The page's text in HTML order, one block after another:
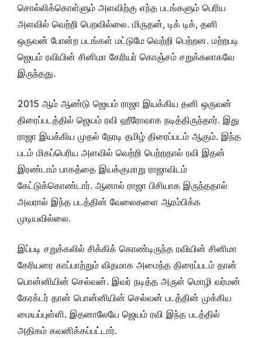
சொல்லிக்கொள்ளும் அளவிற்கு எந்த படங்களும் பெரிய
அளவில் வெற்றி பெறவில்லை. மிருதன், டிக் டிக், தனி
ஒருவன் போன்ற படங்கள் மட்டுமே வெற்றி பெற்றன. மற்றபடி
ஜெயம் ரவியின் சினிமா கேரியர் கொஞ்சம் சறுக்கலாகவே
இருந்தது.
2015 ஆம் ஆண்டு ஜெயம் ராஜா இயக்கிய தனி ஒருவன்
திரைப்படத்தில் ஜெயம் ரவி ஹீரோவாக நடித்திருந்தார். இது
ராஜா இயக்கிய முதல் நேரடி தமிழ் திரைப்படம் ஆகும். இந்த
படம் மிகப்பெரிய அளவில் வெற்றி பெற்றதால் ரவி இதன்
இரண்டாம் பாகத்தை இயக்குமாறு ராஜாவிடம்
கேட்டுக்கொண்டார். ஆனால் ராஜா பிசியாக இருந்ததால்
அவரால் இந்த படத்தின் வேலைகளை ஆரம்பிக்க
முடியவில்லை.
இப்படி சறுக்கலில் சிக்கிக் கொண்டிருந்த ரவியின் சினிமா
கேரியரை காப்பாற்றும் விதமாக அமைந்த திரைப்படம் தான்
பொன்னியின் செல்வன். இவர் நடித்த அருள் மொழி வர்மன்
கேரக்டர் தான் பொன்னியின் செல்வன் படத்தின் முக்கிய
மையப்புள்ளி. இதனாலேயே ஜெயம் ரவி இந்த படத்தில்
அதிகம் கவனிக்கப்பட்டார்.